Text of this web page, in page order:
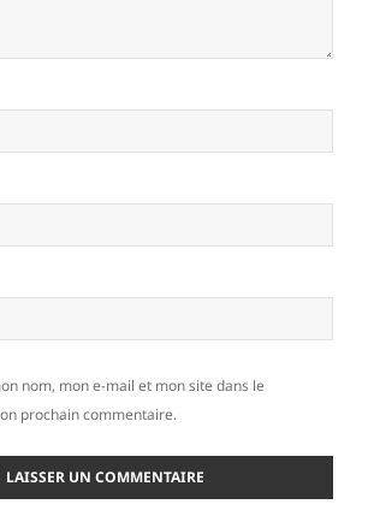
nom, mon e-mail et mon site dans le
prochain commentaire.